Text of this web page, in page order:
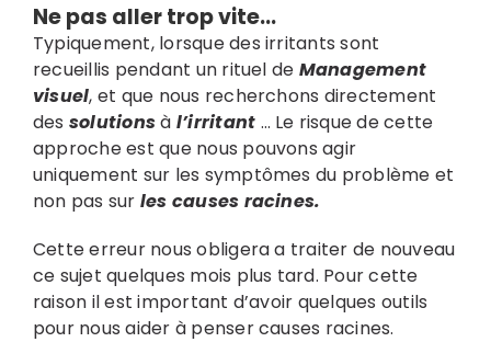
Ne pas aller trop vite…
Typiquement, lorsque des irritants sont
recueillis pendant un rituel de Management
visuel, et que nous recherchons directement
des solutionsà l’irritant … Le risque de cette
approche est que nous pouvons agir
uniquement sur les symptômes du problème et
non pas sur les causes racines.
Cette erreur nous obligera a traiter de nouveau
ce sujet quelques mois plus tard. Pour cette
raison il est important d’avoir quelques outils
pour nous aider à penser causes racines.